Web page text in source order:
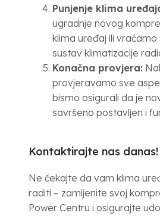
Punjenje klima
ugradnje novog
klima uređaj ili vraćamo
sustav klimatizacije
Konačna provjera:
provjeravamo sve
bismo osigurali da je
savršeno postavljen i
Kontaktirajte nas danas!
Ne čekajte da vam klima
raditi – zamijenite svoj
Power Centru i osigurajte